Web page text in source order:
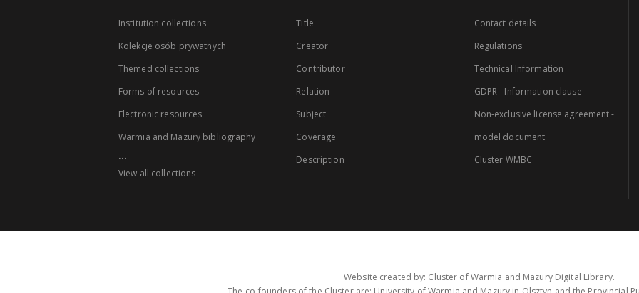
Institution collections
Kolekcje osób prywatnych
Themed collections
Forms of resources
Electronic resources
Warmia and Mazury bibliography
...
View all collections
Title
Creator
Contributor
Relation
Subject
Coverage
Description
Contact details
Regulations
Technical Information
GDPR - Information clause
Non-exclusive license agreement -
model document
Cluster WMBC
Website created by: Cluster of Warmia and Mazury Digital Library.